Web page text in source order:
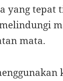
yang
mata.